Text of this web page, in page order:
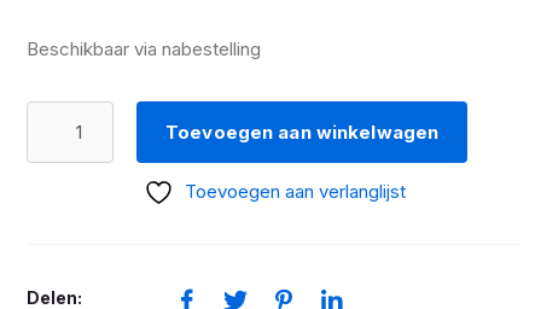
Beschikbaar via nabestelling
Toevoegen aan winkelwagen
Toevoegen aan verlanglijst
Delen: